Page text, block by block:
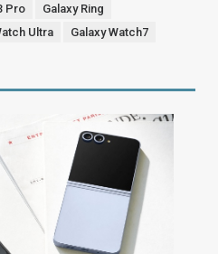
Pro
Galaxy Ring
Ultra
Galaxy Watch7